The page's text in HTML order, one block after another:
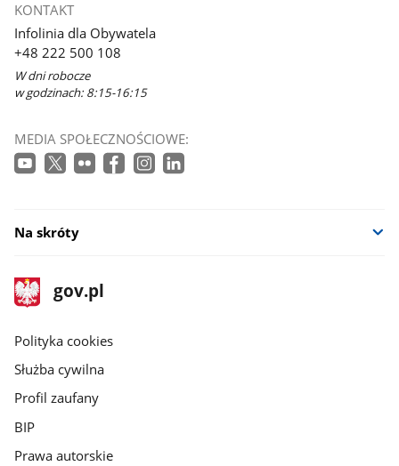
KONTAKT
Infolinia dla Obywatela
+48 222 500 108
W dni robocze
w godzinach: 8:15-16:15
MEDIA SPOŁECZNOŚCIOWE:
Na skróty
stopka
gov.pl
Strona
gov.pl
gov.pl
Polityka cookies
Służba cywilna
Profil zaufany
BIP
Prawa autorskie